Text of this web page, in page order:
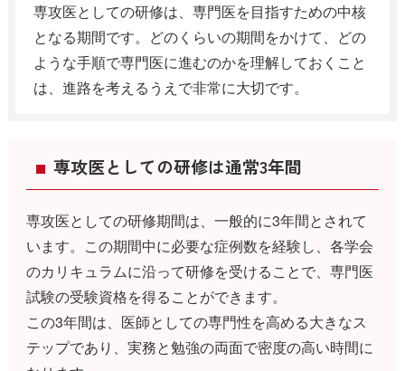
専攻医としての研修は、専門医を目指すための中核
となる期間です。どのくらいの期間をかけて、どの
ような手順で専門医に進むのかを理解しておくこと
は、進路を考えるうえで非常に大切です。
専攻医としての研修は通常3年間
専攻医としての研修期間は、一般的に3年間とされて
います。この期間中に必要な症例数を経験し、各学会
のカリキュラムに沿って研修を受けることで、専門医
試験の受験資格を得ることができます。
この3年間は、医師としての専門性を高める大きなス
テップであり、実務と勉強の両面で密度の高い時間に